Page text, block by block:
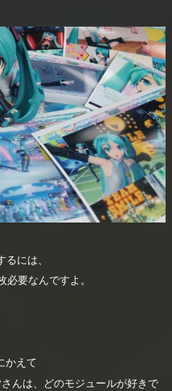
には、
要なんですよ。
かえて
んは、どのモジュールが好きで